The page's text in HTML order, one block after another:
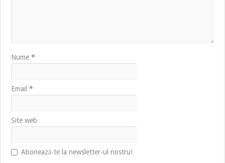
Nume*
Email*
Site web
Abonează-te la newsletter-ul nostru!